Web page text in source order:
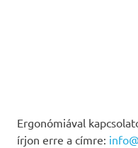
Ergonómiával
írjon erre a címre: